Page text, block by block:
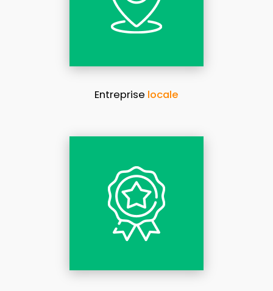
Entreprise locale